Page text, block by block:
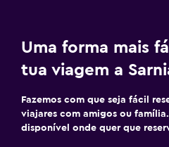
Uma forma mais
tua viagem a
Fazemos com que seja fácil
viajares com amigos ou
disponível onde quer que